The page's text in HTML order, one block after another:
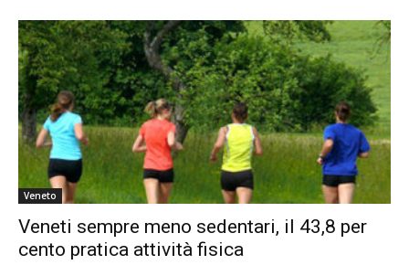
Veneto
Veneti sempre meno sedentari, il 43,8 per
cento pratica attività fisica